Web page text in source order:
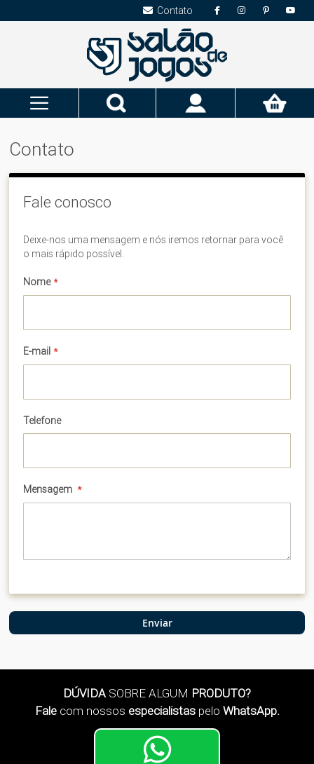
Contato
Carrinho
Pesquisa
Contato
Fale conosco
Deixe-nos uma mensagem e nós iremos retornar para você
o mais rápido possível.
Nome
E-mail
Telefone
Mensagem
Enviar
DÚVIDA SOBRE ALGUM PRODUTO?
Falecom nossos especialistaspelo WhatsApp.